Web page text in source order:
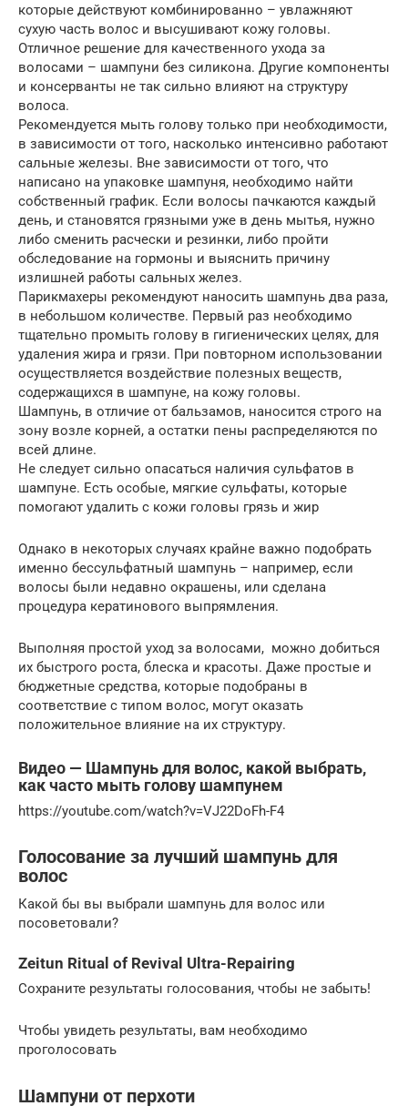
которые действуют комбинированно – увлажняют
сухую часть волос и высушивают кожу головы.
Отличное решение для качественного ухода за
волосами – шампуни без силикона. Другие компоненты
и консерванты не так сильно влияют на структуру
волоса.
Рекомендуется мыть голову только при необходимости,
в зависимости от того, насколько интенсивно работают
сальные железы. Вне зависимости от того, что
написано на упаковке шампуня, необходимо найти
собственный график. Если волосы пачкаются каждый
день, и становятся грязными уже в день мытья, нужно
либо сменить расчески и резинки, либо пройти
обследование на гормоны и выяснить причину
излишней работы сальных желез.
Парикмахеры рекомендуют наносить шампунь два раза,
в небольшом количестве. Первый раз необходимо
тщательно промыть голову в гигиенических целях, для
удаления жира и грязи. При повторном использовании
осуществляется воздействие полезных веществ,
содержащихся в шампуне, на кожу головы.
Шампунь, в отличие от бальзамов, наносится строго на
зону возле корней, а остатки пены распределяются по
всей длине.
Не следует сильно опасаться наличия сульфатов в
шампуне. Есть особые, мягкие сульфаты, которые
помогают удалить с кожи головы грязь и жир
Однако в некоторых случаях крайне важно подобрать
именно бессульфатный шампунь – например, если
волосы были недавно окрашены, или сделана
процедура кератинового выпрямления.
Выполняя простой уход за волосами, можно добиться
их быстрого роста, блеска и красоты. Даже простые и
бюджетные средства, которые подобраны в
соответствие с типом волос, могут оказать
положительное влияние на их структуру.
Видео — Шампунь для волос, какой выбрать,
как часто мыть голову шампунем
https://youtube.com/watch?v=VJ22DoFh-F4
Голосование за лучший шампунь для
волос
Какой бы вы выбрали шампунь для волос или
посоветовали?
Zeitun Ritual of Revival Ultra-Repairing
Сохраните результаты голосования, чтобы не забыть!
Чтобы увидеть результаты, вам необходимо
проголосовать
Шампуни от перхоти